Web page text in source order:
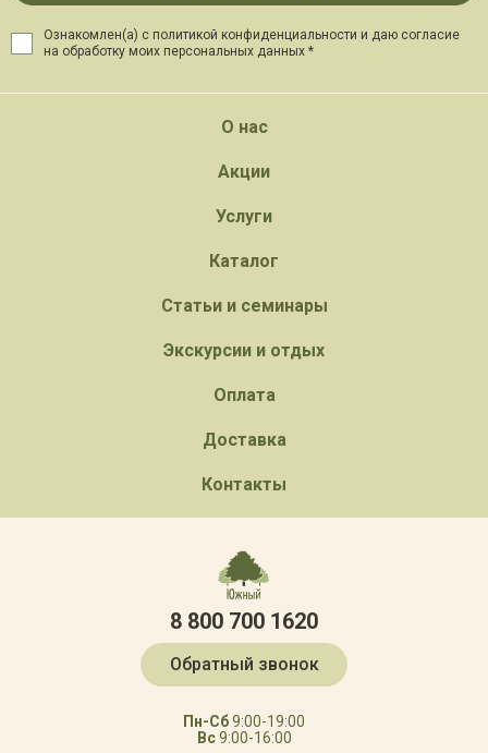
Ознакомлен(а) с политикой конфиденциальности и даю согласие
на обработку моих персональных данных *
О нас
Акции
Услуги
Каталог
Статьи и семинары
Экскурсии и отдых
Оплата
Доставка
Контакты
8 800 700 1620
Обратный звонок
Пн-Сб9:00-19:00
Вс9:00-16:00